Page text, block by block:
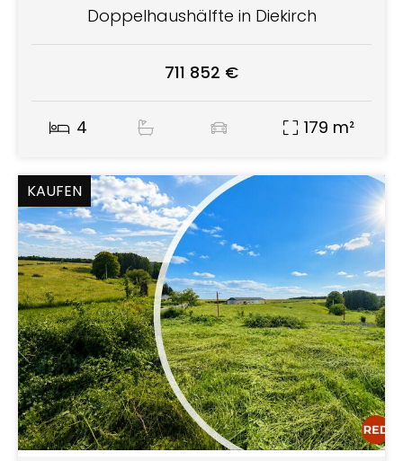
Doppelhaushälfte in Diekirch
711 852 €
4 179 m²
KAUFEN